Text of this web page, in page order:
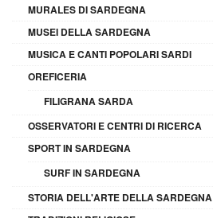
MURALES DI SARDEGNA
MUSEI DELLA SARDEGNA
MUSICA E CANTI POPOLARI SARDI
OREFICERIA
FILIGRANA SARDA
OSSERVATORI E CENTRI DI RICERCA
SPORT IN SARDEGNA
SURF IN SARDEGNA
STORIA DELL'ARTE DELLA SARDEGNA